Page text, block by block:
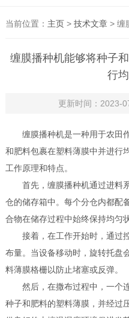
当前位置： 主页> 技术文章> 缠膜播
缠膜播种机能够将种子
行
更新时间：2023-
缠膜播种机是一种用于农田
和肥料包裹在塑料薄膜中并进行
工作原理和特点。
首先，缠膜播种机通过进料系
仓的储存箱中。每个分仓内都配
合物在储存过程中始终保持均匀状
接着，在工作开始时，通过
布量。当设备移动时，旋转托盘
料薄膜格栅以防止堵塞或反弹。
然后，在撒布过程中，一个连
种子和肥料的塑料薄膜，并经过